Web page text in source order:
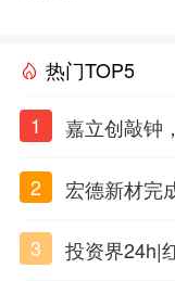
热门TOP5
1 嘉立创敲钟
2
宏德新材完
3
投资界24h|